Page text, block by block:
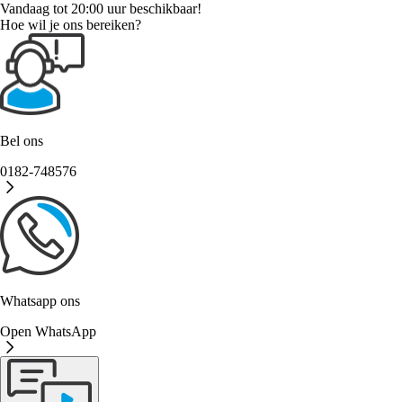
Vandaag tot 20:00 uur beschikbaar!
Hoe wil je ons bereiken?
Bel ons
0182-748576
Whatsapp ons
Open WhatsApp